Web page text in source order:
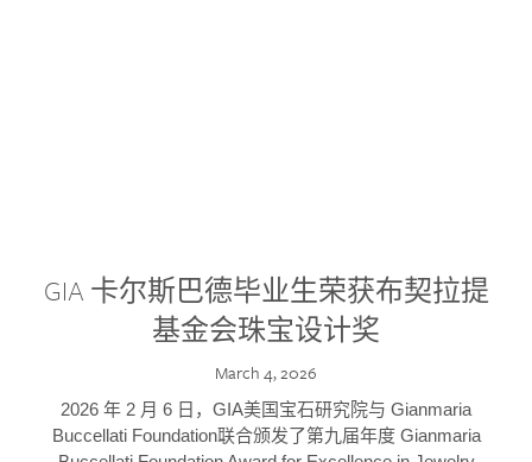
GIA 卡尔斯巴德毕业生荣获布契拉提
基金会珠宝设计奖
March 4, 2026
2026 年 2 月 6 日，GIA美国宝石研究院与 Gianmaria
Buccellati Foundation联合颁发了第九届年度 Gianmaria